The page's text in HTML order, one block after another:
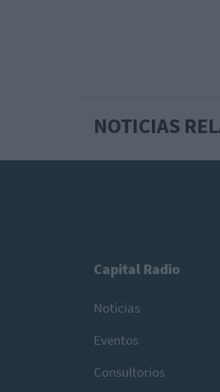
NOTICIAS
Capital Radio
Noticias
Eventos
Consultorios